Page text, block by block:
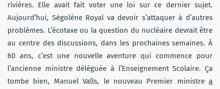
rivières. Elle avait fait voter une loi sur ce dernier sujet.
Aujourd’hui, Ségolène Royal va devoir s’attaquer à d’autres
problèmes. L’écotaxe ou la question du nucléaire devrait être
au centre des discussions, dans les prochaines semaines. À
60 ans, c’est une nouvelle aventure qui commence pour
l’ancienne ministre déléguée à l’Enseignement Scolaire. Ça
tombe bien, Manuel Valls, le nouveau Premier ministre a